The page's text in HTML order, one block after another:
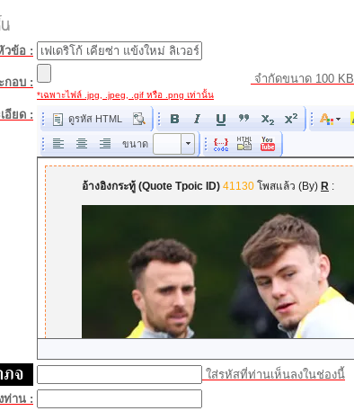
วข้อ :
กอบ : จำกัดขนาด 100 KB
*เฉพาะไฟล์ .jpg, .jpeg, .gif หรือ .png เท่านั้น
อียด : ดูรหัส HTML
ขนาด
ใส่รหัสที่ท่านเห็นลงในช่องนี้
ท่าน :